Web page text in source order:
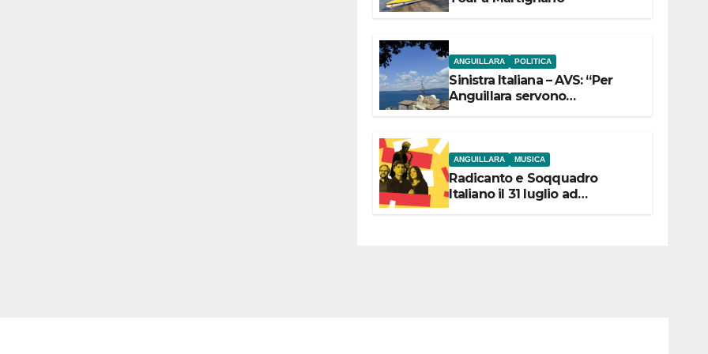
ANGUILLARA POLITICA
Sinistra Italiana – AVS: “Per
Anguillara servono
ANGUILLARA MUSICA
Radicanto e Soqquadro
Italiano il 31 luglio ad